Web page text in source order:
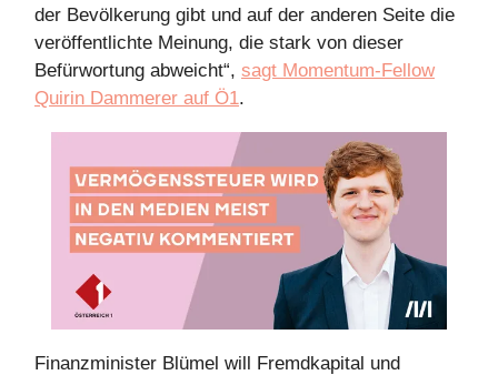
der Bevölkerung gibt und auf der anderen Seite die
veröffentlichte Meinung, die stark von dieser
Befürwortung abweicht“, sagt Momentum-Fellow
Quirin Dammerer auf Ö1.
Finanzminister Blümel will Fremdkapital und